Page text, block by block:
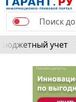
Бюджетный учет